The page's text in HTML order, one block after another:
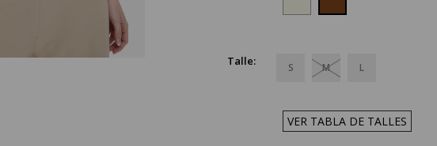
Talle: S M L
VER TABLA DE TALLES